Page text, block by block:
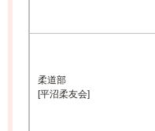
柔道部
[平沼柔友会]